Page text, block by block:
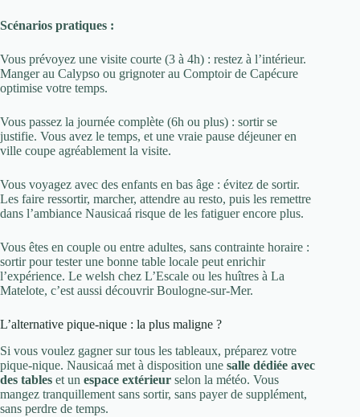
Scénarios pratiques :
Vous prévoyez une visite courte (3 à 4h) : restez à l’intérieur.
Manger au Calypso ou grignoter au Comptoir de Capécure
optimise votre temps.
Vous passez la journée complète (6h ou plus) : sortir se
justifie. Vous avez le temps, et une vraie pause déjeuner en
ville coupe agréablement la visite.
Vous voyagez avec des enfants en bas âge : évitez de sortir.
Les faire ressortir, marcher, attendre au resto, puis les remettre
dans l’ambiance Nausicaá risque de les fatiguer encore plus.
Vous êtes en couple ou entre adultes, sans contrainte horaire :
sortir pour tester une bonne table locale peut enrichir
l’expérience. Le welsh chez L’Escale ou les huîtres à La
Matelote, c’est aussi découvrir Boulogne-sur-Mer.
L’alternative pique-nique : la plus maligne ?
Si vous voulez gagner sur tous les tableaux, préparez votre
pique-nique. Nausicaá met à disposition une salle dédiée avec
des tables et un espace extérieur selon la météo. Vous
mangez tranquillement sans sortir, sans payer de supplément,
sans perdre de temps.